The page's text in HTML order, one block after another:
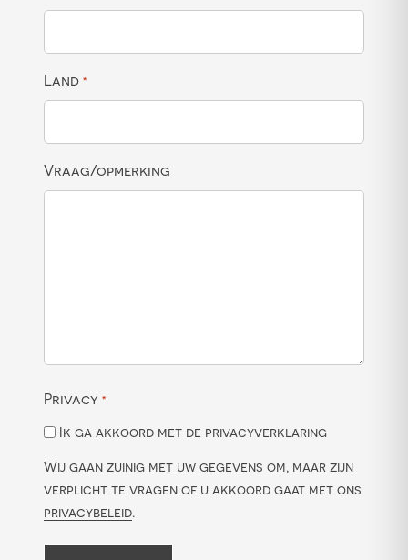
Land *
Vraag/opmerking
Privacy *
Ik ga akkoord met de privacyverklaring
Wij gaan zuinig met uw gegevens om, maar zijn
verplicht te vragen of u akkoord gaat met ons
privacybeleid.